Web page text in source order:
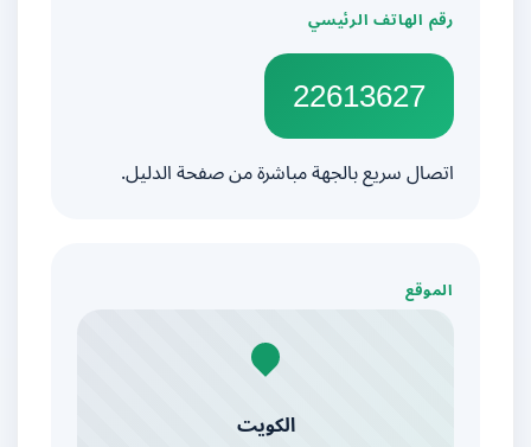
رقم الهاتف الرئيسي
22613627
اتصال سريع بالجهة مباشرة من صفحة الدليل.
الموقع
الكويت